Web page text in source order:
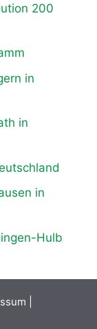
200
in
in
in
Hulb